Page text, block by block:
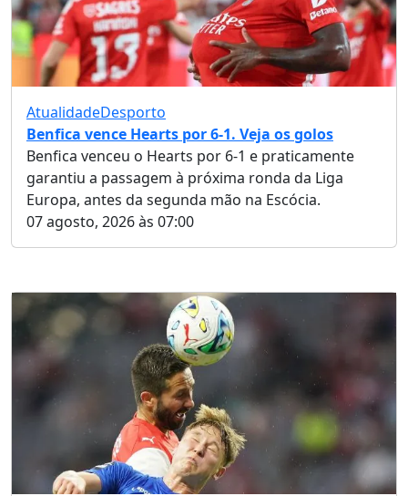
AtualidadeDesporto
Benfica vence Hearts por 6-1. Veja os golos
Benfica venceu o Hearts por 6-1 e praticamente
garantiu a passagem à próxima ronda da Liga
Europa, antes da segunda mão na Escócia.
07 agosto, 2026 às 07:00